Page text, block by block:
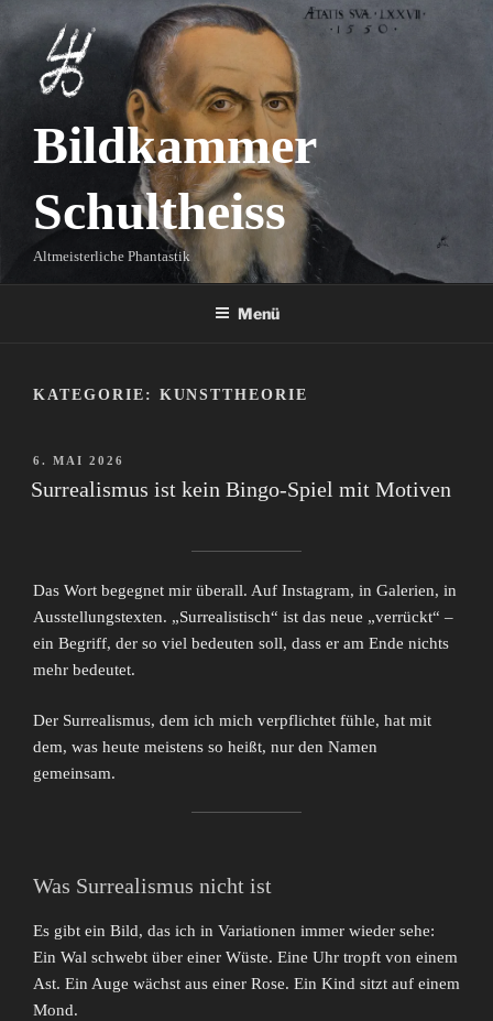
Inhalt
springen
Bildkammer
Schultheiss
Altmeisterliche Phantastik
Menü
KATEGORIE: KUNSTTHEORIE
VERÖFFENTLICHT
6. MAI 2026
Surrealismus ist kein Bingo-Spiel mit Motiven
Das Wort begegnet mir überall. Auf Instagram, in Galerien, in
Ausstellungstexten. „Surrealistisch“ ist das neue „verrückt“ –
ein Begriff, der so viel bedeuten soll, dass er am Ende nichts
mehr bedeutet.
Der Surrealismus, dem ich mich verpflichtet fühle, hat mit
dem, was heute meistens so heißt, nur den Namen
gemeinsam.
Was Surrealismus nicht ist
Es gibt ein Bild, das ich in Variationen immer wieder sehe:
Ein Wal schwebt über einer Wüste. Eine Uhr tropft von einem
Ast. Ein Auge wächst aus einer Rose. Ein Kind sitzt auf einem
Mond.